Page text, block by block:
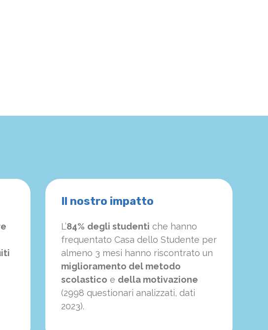
Il nostro impatto
L’84% degli studenti che hanno
frequentato Casa dello Studente per
almeno 3 mesi hanno riscontrato un
miglioramento del metodo
scolastico e della motivazione
(2998 questionari analizzati, dati
2023).